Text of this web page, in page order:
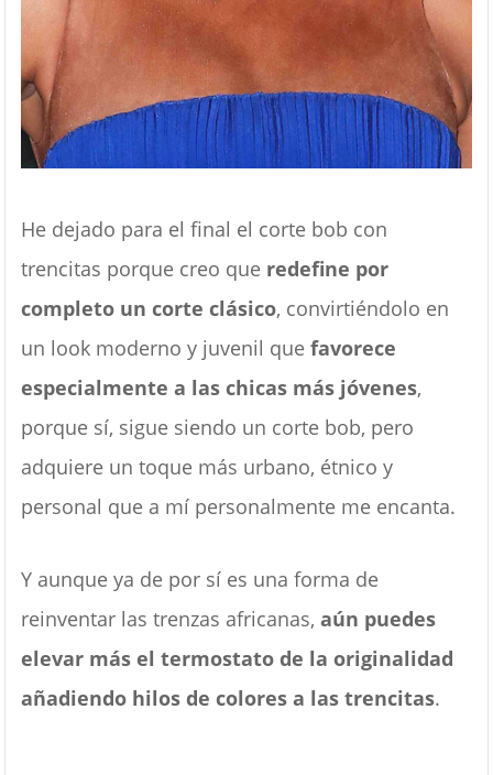
He dejado para el final el corte bob con
trencitas porque creo que redefine por
completo un corte clásico, convirtiéndolo en
un look moderno y juvenil que favorece
especialmente a las chicas más jóvenes,
porque sí, sigue siendo un corte bob, pero
adquiere un toque más urbano, étnico y
personal que a mí personalmente me encanta.
Y aunque ya de por sí es una forma de
reinventar las trenzas africanas, aún puedes
elevar más el termostato de la originalidad
añadiendo hilos de colores a las trencitas.